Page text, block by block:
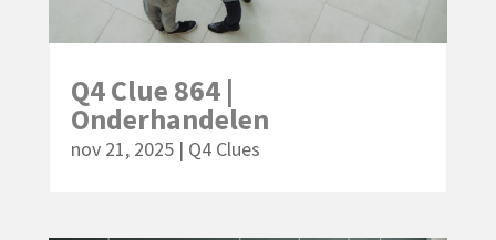
Q4 Clue 864 |
Onderhandelen
nov 21, 2025| Q4 Clues